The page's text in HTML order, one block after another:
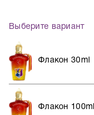
Выберите вариант
Флакон 30ml
Флакон 100ml